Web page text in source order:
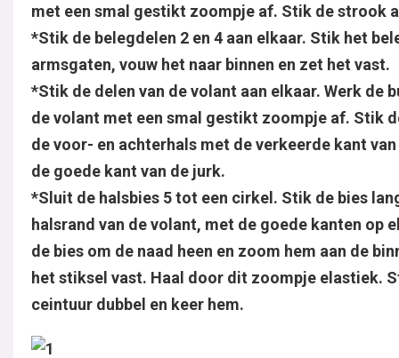
met een smal gestikt zoompje af. Stik de strook
*Stik de belegdelen 2 en 4 aan elkaar. Stik het
armsgaten, vouw het naar binnen en zet het vast.
*Stik de delen van de volant aan elkaar. Werk de
de volant met een smal gestikt zoompje af. Stik
de voor- en achterhals met de verkeerde kant
de goede kant van de jurk.
*Sluit de halsbies 5 tot een cirkel. Stik de bies
halsrand van de volant, met de goede kanten op
de bies om de naad heen en zoom hem aan de
het stiksel vast. Haal door dit zoompje elastiek.
ceintuur dubbel en keer hem.